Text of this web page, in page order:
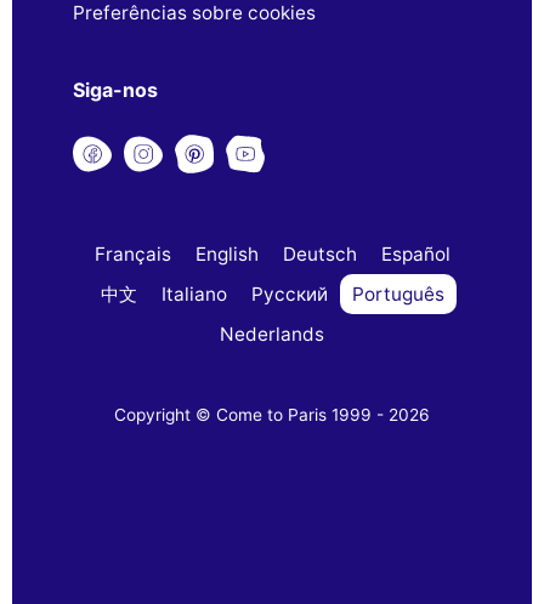
Preferências sobre cookies
Siga-nos
Français English Deutsch
Español
中文
Italiano Русский
Português
Nederlands
Copyright © Come to Paris 1999 - 2026